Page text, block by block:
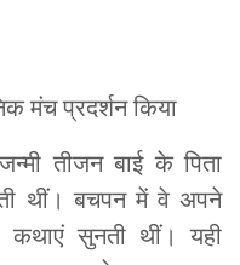
मंच प्रदर्शन किया
तीजन बाई के पिता
थीं। बचपन में वे अपने
कथाएं सुनती थीं। यही